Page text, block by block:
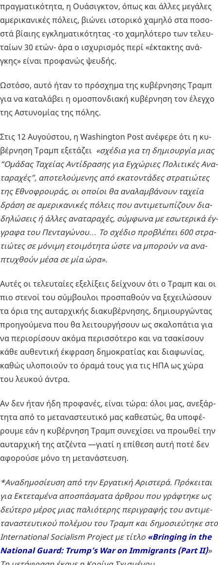
πραγ­μα­τι­κό­τη­τα, η Ουά­σιγ­κτον, όπως και άλλες με­γά­λες
αμε­ρι­κα­νι­κές πό­λεις, βιώ­νει ιστο­ρι­κό χα­μη­λό στα πο­σο­
στά βί­αι­ης εγκλη­μα­τι­κό­τη­τας -το χα­μη­λό­τε­ρο των τε­λευ­
ταί­ων 30 ετών- άρα ο ισχυ­ρι­σμός περί «έκτα­κτης ανά­
γκης» είναι προ­φα­νώς ψευ­δής.
Ωστό­σο, αυτό ήταν το πρό­σχη­μα της κυ­βέρ­νη­σης Τραμπ
για να κα­τα­λά­βει η ομο­σπον­δια­κή κυ­βέρ­νη­ση τον έλεγ­χο
της Αστυ­νο­μί­ας της πόλης.
Στις 12 Αυ­γού­στου, η Washington Post ανέ­φε­ρε ότι η κυ­
βέρ­νη­ση Τραμπ εξε­τά­ζει «σχέ­δια για τη δη­μιουρ­γία μιας
“Ομά­δας Τα­χεί­ας Αντί­δρα­σης για Εγ­χώ­ριες Πο­λι­τι­κές Ανα­
τα­ρα­χές”, απο­τε­λού­με­νης από εκα­το­ντά­δες στρα­τιώ­τες
της Εθνο­φρου­ράς, οι οποί­οι θα ανα­λαμ­βά­νουν τα­χεία
δράση σε αμε­ρι­κα­νι­κές πό­λεις που αντι­με­τω­πί­ζουν δια­
δη­λώ­σεις ή άλλες ανα­τα­ρα­χές, σύμ­φω­να με εσω­τε­ρι­κά έγ­
γρα­φα του Πε­ντα­γώ­νου… Το σχέ­διο προ­βλέ­πει 600 στρα­
τιώ­τες σε μό­νι­μη ετοι­μό­τη­τα ώστε να μπο­ρούν να ανα­
πτυ­χθούν μέσα σε μία ώρα».
Αυτές οι τε­λευ­ταί­ες εξε­λί­ξεις δεί­χνουν ότι ο Τραμπ και οι
πιο στε­νοί του σύμ­βου­λοι προ­σπα­θούν να ξε­χει­λώ­σουν
τα όρια της αυ­ταρ­χι­κής δια­κυ­βέρ­νη­σης, δη­μιουρ­γώ­ντας
προη­γού­με­να που θα λει­τουρ­γή­σουν ως σκα­λο­πά­τια για
να πε­ριο­ρί­σουν ακόμα πε­ρισ­σό­τε­ρο και να τσα­κί­σουν
κάθε αυ­θε­ντι­κή έκ­φρα­ση δη­μο­κρα­τί­ας και δια­φω­νί­ας,
καθώς υλο­ποιούν το όραμά τους για τις ΗΠΑ ως χώρα
του λευ­κού άντρα.
Αν δεν ήταν ήδη προ­φα­νές, είναι τώρα: όλοι μας, ανε­ξάρ­
τη­τα από το με­τα­να­στευ­τι­κό μας κα­θε­στώς, θα υπο­φέ­
ρου­με εάν η κυ­βέρ­νη­ση Τραμπ συ­νε­χί­σει να προ­ω­θεί την
αυ­ταρ­χι­κή της ατζέ­ντα —γιατί η επί­θε­ση αυτή ποτέ δεν
αφο­ρού­σε μόνο τη με­τα­νά­στευ­ση.
*Ανα­δη­μο­σί­ευ­ση από την Ερ­γα­τι­κή Αρι­στε­ρά. Πρό­κει­ται
για Εκτε­τα­μέ­να απο­σπά­σμα­τα άρ­θρου που γρά­φτη­κε ως
δεύ­τε­ρο μέρος μιας πα­λιό­τε­ρης πε­ρι­γρα­φής του αντι­με­
τα­να­στευ­τι­κού πο­λέ­μου του Τραμπ και δη­μο­σιεύ­τη­κε στο
International Socialism Project με τίτλο «Bringing in the
National Guard: Trump’s War on Immigrants (Part II)»